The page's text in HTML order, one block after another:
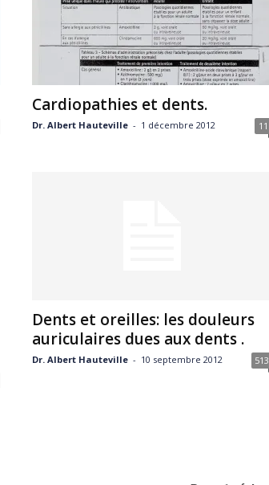
Cardiopathies et dents.
Dr. Albert Hauteville - 1 décembre 2012 11
Dents et oreilles: les douleurs
auriculaires dues aux dents .
Dr. Albert Hauteville - 10 septembre 2012 513